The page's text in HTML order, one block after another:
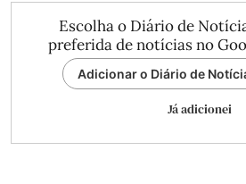
Escolha o Diário de
preferida de notícias no
Adicionar o Diário de
Já adicionei